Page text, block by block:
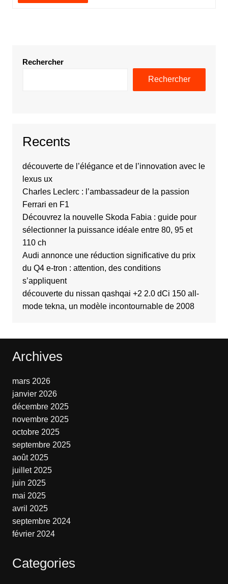
Rechercher
Rechercher
Recents
découverte de l’élégance et de l’innovation avec le
lexus ux
Charles Leclerc : l’ambassadeur de la passion
Ferrari en F1
Découvrez la nouvelle Skoda Fabia : guide pour
sélectionner la puissance idéale entre 80, 95 et
110 ch
Audi annonce une réduction significative du prix
du Q4 e-tron : attention, des conditions
s’appliquent
découverte du nissan qashqai +2 2.0 dCi 150 all-
mode tekna, un modèle incontournable de 2008
Archives
mars 2026
janvier 2026
décembre 2025
novembre 2025
octobre 2025
septembre 2025
août 2025
juillet 2025
juin 2025
mai 2025
avril 2025
septembre 2024
février 2024
Categories